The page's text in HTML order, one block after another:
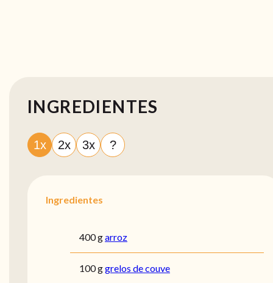
INGREDIENTES
1x 2x 3x ?
Ingredientes
400 garroz
100 ggrelos de couve